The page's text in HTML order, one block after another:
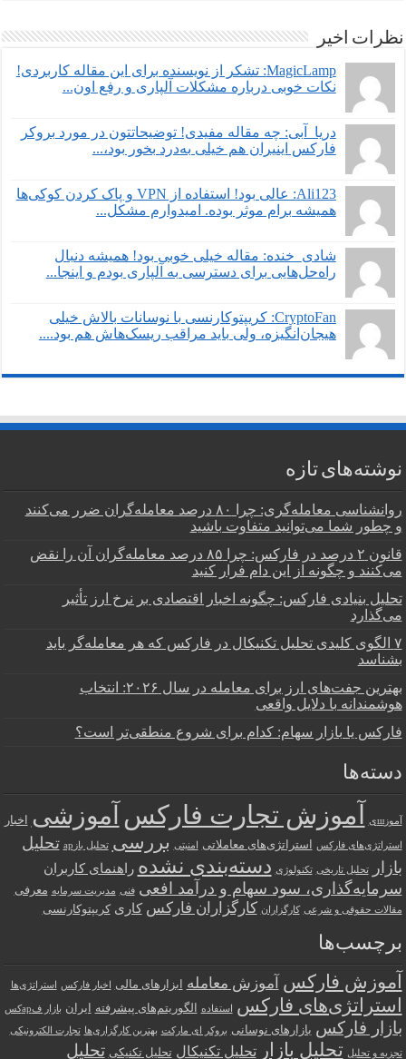
نظرات اخیر
MagicLamp: تشکر از نویسنده برای این مقاله کاربردی!
نکات خوبی درباره مشکلات آلپاری و رفع اون...
دریا_آبی: چه مقاله مفیدی! توضیحاتتون در مورد بروکر
فارکس اینیران هم خیلی به‌درد بخور بود،...
Ali123: عالی بود! استفاده از VPN و پاک کردن کوکی‌ها
همیشه برام موثر بوده. امیدوارم مشکل...
شادی_خنده: مقاله خیلی خوبی بود! همیشه دنبال
راه‌حل‌هایی برای دسترسی به آلپاری بودم و اینجا...
CryptoFan: کریپتوکارنسی با نوسانات بالاش خیلی
هیجان‌انگیزه، ولی باید مراقب ریسک‌هاش هم بود....
نوشته‌های تازه
روانشناسی معامله‌گری: چرا ۸۰ درصد معامله‌گران ضرر می‌کنند
و چطور شما می‌توانید متفاوت باشید
قانون ۲ درصد در فارکس: چرا ۸۵ درصد معامله‌گران آن را نقض
می‌کنند و چگونه از این دام فرار کنید
تحلیل بنیادی فارکس: چگونه اخبار اقتصادی بر نرخ ارز تأثیر
می‌گذارد
۷ الگوی کلیدی تحلیل تکنیکال در فارکس که هر معامله‌گر باید
بشناسد
بهترین جفت‌های ارز برای معامله در سال ۲۰۲۶: انتخاب
هوشمندانه با دلایل واقعی
فارکس یا بازار سهام: کدام برای شروع منطقی‌تر است؟
دسته‌ها
آموزшی آموزش تجارت فارکس آموزشی اخبار
استراتژی‌های فارکس استراتژی‌های معاملاتی امنیتی بررسی تحلیل بازар
تحلیل
بازار
تحلیل تاریخی تکنولوژی دسته‌بندی نشده راهنمای کاربران
سرمایه‌گذاری، سود سهام و درآمد افعی فنی مدیریت سرمایه معرفی
مقالات حقوقی و شرعی کارگزاران کارگزاران فارکس کاری کریپتوکارنسی
برچسب‌ها
آموزش فارکس آموزش معامله ابزارهای مالی اخبار فارکس استراتژی‌ها
استراتژی‌های فارکس استفاده الگوریتم‌های پیشرفته ایران بازار فарکس
بازار فارکس بازارهای نوسانی بروکر ای مارکت بهترین کارگزاری‌ها تجارت الکترونیکی
تجزیه و تحلیل تحلیل بازار تحلیل تکنیکال تحلیل تکنیکی تحلیل